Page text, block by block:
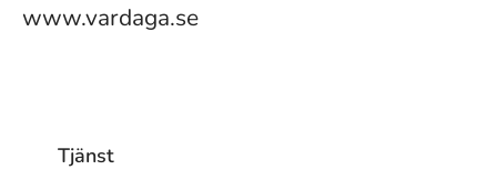
www.vardaga.se
Tjänst